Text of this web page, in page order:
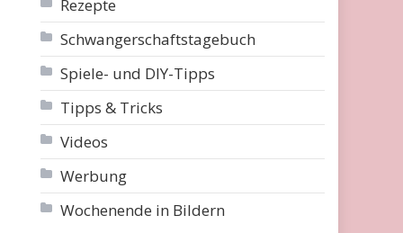
Rezepte
Schwangerschaftstagebuch
Spiele- und DIY-Tipps
Tipps & Tricks
Videos
Werbung
Wochenende in Bildern